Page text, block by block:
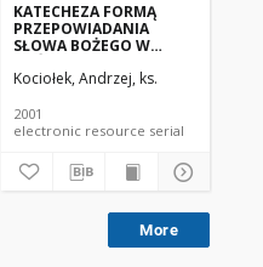
KATECHEZA FORMĄ
PRZEPOWIADANIA
SŁOWA BOŻEGO W
Kociołek, Andrzej, ks.
2001
electronic resource serial
More